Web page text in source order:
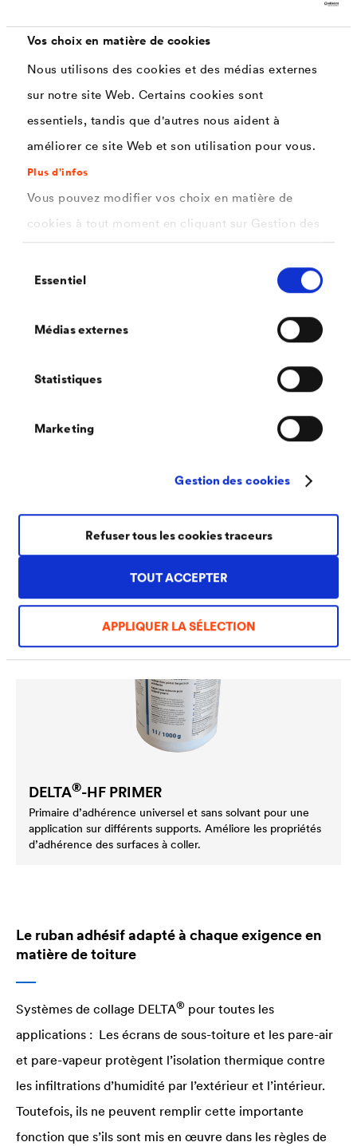
Vos choix en matière de cookies
Nous utilisons des cookies et des médias externes
sur notre site Web. Certains cookies sont
essentiels, tandis que d'autres nous aident à
améliorer ce site Web et son utilisation pour vous.
Plus d'infos
Vous pouvez modifier vos choix en matière de
cookies à tout moment en cliquant sur Gestion des
informations dans notre
politique de confidentialité
Sélectionnez les cookies que vous souhaitez
duEssentiel
Médias externes
Statistiques
Marketing
Gestion des cookies
TOUT ACCEPTER
APPLIQUER LA SÉLECTION
Refuser tous les cookies traceurs
DELTA ® -POLY BAND P 100
Ruban adhésif résistant à la déchirure, recouvert
d'aluminium et fabriqué en polypropylène.
Colle de contact transparente et à base de solvant,
montage universelle pour supports différents.
DELTA®-HF PRIMER
Primaire d’adhérence universel et sans solvant pour une
application sur différents supports. Améliore les propriétés
d’adhérence des surfaces à coller.
Le ruban adhésif adapté à chaque exigence en
matière de toiture
Systèmes de collage DELTA® pour toutes les
applications : Les écrans de sous-toiture et les pare-air
et pare-vapeur protègent l’isolation thermique contre
les infiltrations d’humidité par l’extérieur et l’intérieur.
Toutefois, ils ne peuvent remplir cette importante
fonction que s’ils sont mis en œuvre dans les règles de